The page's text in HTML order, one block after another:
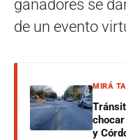
ganadores se
de un evento
MIRÁ
y